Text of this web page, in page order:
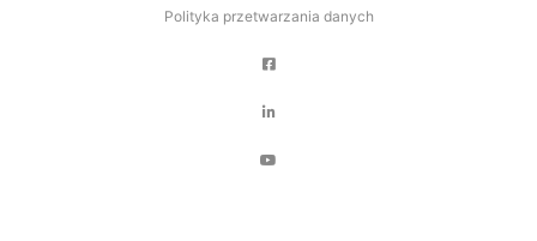
Polityka przetwarzania danych